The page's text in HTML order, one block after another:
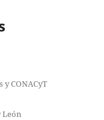
y CONACyT
León